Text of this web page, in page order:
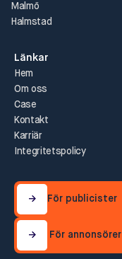
Malmö
Halmstad
Länkar
Hem
Om oss
Case
Kontakt
Karriär
Integritetspolicy
För publicister
För annonsörer